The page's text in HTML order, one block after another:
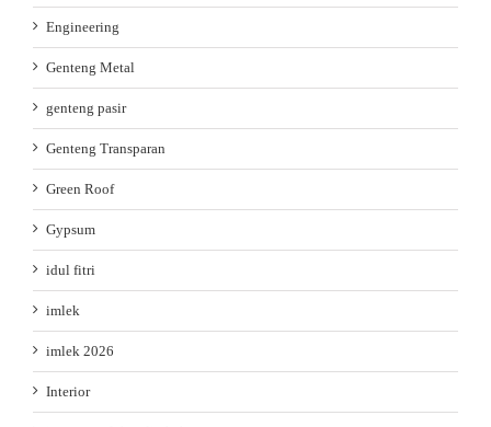
Engineering
Genteng Metal
genteng pasir
Genteng Transparan
Green Roof
Gypsum
idul fitri
imlek
imlek 2026
Interior